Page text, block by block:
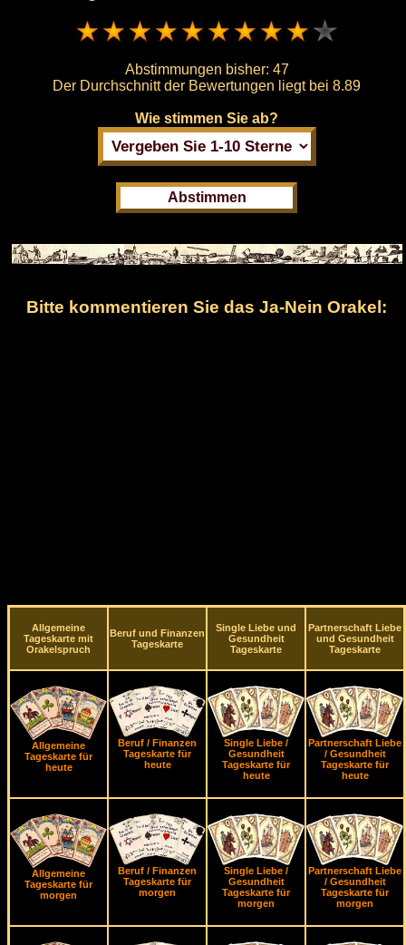
Abstimmungen bisher: 47
Der Durchschnitt der Bewertungen liegt bei 8.89
Wie stimmen Sie ab?
Bitte kommentieren Sie das Ja-Nein Orakel:
Allgemeine
Tageskarte mit
Orakelspruch
Beruf und Finanzen
Tageskarte
Single Liebe und
Gesundheit
Tageskarte
Partnerschaft Liebe
und Gesundheit
Tageskarte
Allgemeine
Tageskarte für
heute
Beruf / Finanzen
Tageskarte für
heute
Single Liebe /
Gesundheit
Tageskarte für
heute
Partnerschaft Liebe
/ Gesundheit
Tageskarte für
heute
Allgemeine
Tageskarte für
morgen
Beruf / Finanzen
Tageskarte für
morgen
Single Liebe /
Gesundheit
Tageskarte für
morgen
Partnerschaft Liebe
/ Gesundheit
Tageskarte für
morgen